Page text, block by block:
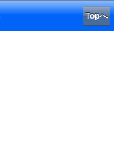
Topへ